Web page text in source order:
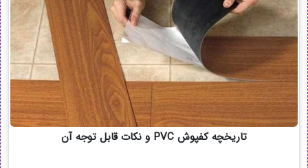
تاریخچه کفپوش PVC و نکات قابل توجه آن